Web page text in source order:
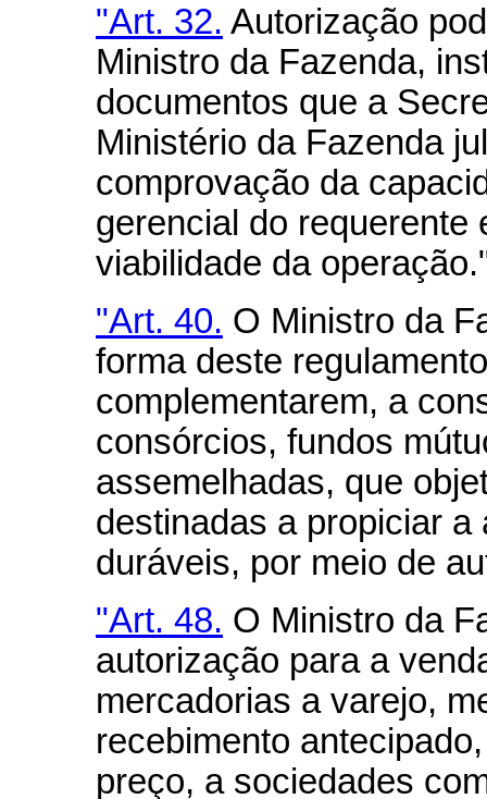
"Art. 32. Autorização
Ministro da Fazenda,
documentos que a
Ministério da Fazenda
comprovação da
gerencial do requerente
viabilidade da
"Art. 40. O Ministro da
forma deste
complementarem, a
consórcios, fundos
assemelhadas, que
destinadas a propiciar
duráveis, por meio de
"Art. 48. O Ministro da
autorização para a
mercadorias a varejo,
recebimento
preço, a sociedades